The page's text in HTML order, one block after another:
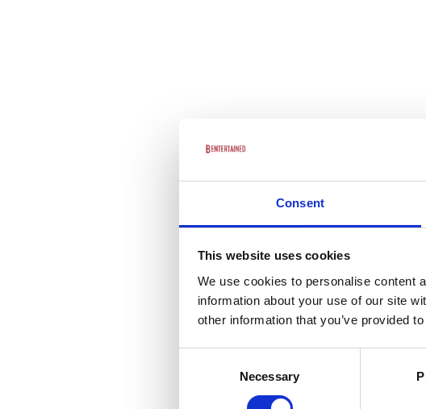
Consent
This website uses cookies
We use cookies to personalise content
information about your use of our site
other information that you’ve provided
Necessary